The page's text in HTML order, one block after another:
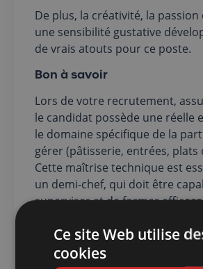
De plus, la créativité, la
une sensibilité gustative
de vrais atouts pour ce poste.
Bon à savoir
Lors de votre recrutement,
le candidat possède une réelle
le domaine spécifique de la
gérer (pâtisserie, entrées, plats
Cette maîtrise technique est
un demi-chef, qui doit être
superviser et de former
optimale des préparations.
Ce site Web utilise
cookies